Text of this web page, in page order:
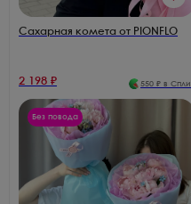
Сахарная комета от PIONFLO
2 198 ₽ 550 ₽ в
Без повода